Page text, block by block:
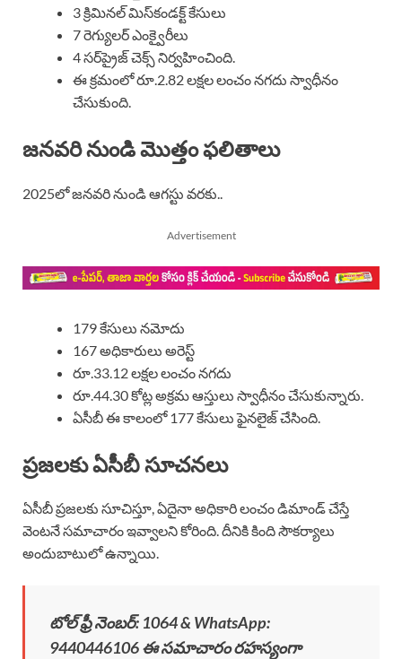
3 క్రిమినల్ మిస్‌కండక్ట్ కేసులు
7 రెగ్యులర్ ఎంక్వైరీలు
4 సర్‌ప్రైజ్ చెక్స్ నిర్వహించింది.
ఈ క్రమంలో రూ.2.82 లక్షల లంచం నగదు స్వాధీనం
చేసుకుంది.
జనవరి నుండి మొత్తం ఫలితాలు
2025లో జనవరి నుండి ఆగస్టు వరకు..
Advertisement
179 కేసులు నమోదు
167 అధికారులు అరెస్ట్
రూ.33.12 లక్షల లంచం నగదు
రూ.44.30 కోట్ల అక్రమ ఆస్తులు స్వాధీనం చేసుకున్నారు.
ఏసీబీ ఈ కాలంలో 177 కేసులు ఫైనలైజ్ చేసింది.
ప్రజలకు ఏసీబీ సూచనలు
ఏసీబీ ప్రజలకు సూచిస్తూ, ఏదైనా అధికారి లంచం డిమాండ్ చేస్తే
వెంటనే సమాచారం ఇవ్వాలని కోరింది. దీనికి కింది సౌకర్యాలు
అందుబాటులో ఉన్నాయి.
టోల్ ఫ్రీ నెంబర్: 1064 & WhatsApp:
9440446106 ఈ సమాచారం రహస్యంగా